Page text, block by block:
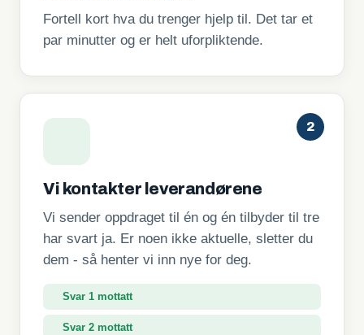
Fortell kort hva du trenger hjelp til. Det tar et
par minutter og er helt uforpliktende.
2
Vi kontakter leverandørene
Vi sender oppdraget til én og én tilbyder til tre
har svart ja. Er noen ikke aktuelle, sletter du
dem - så henter vi inn nye for deg.
Svar 1 mottatt
Svar 2 mottatt